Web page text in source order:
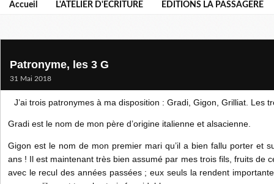
Accueil L'ATELIER D'ECRITURE EDITIONS LA PASSAGERE
Patronyme, les 3 G
31 Mai 2018
J’ai trois patronymes à ma disposition : Gradi, Gigon, Grilliat. Les
Gradi est le nom de mon père d’origine italienne et alsacienne.
Gigon est le nom de mon premier mari qu’il a bien fallu porter et
ans ! Il est maintenant très bien assumé par mes trois fils, fruits de
avec le recul des années passées ; eux seuls la rendent